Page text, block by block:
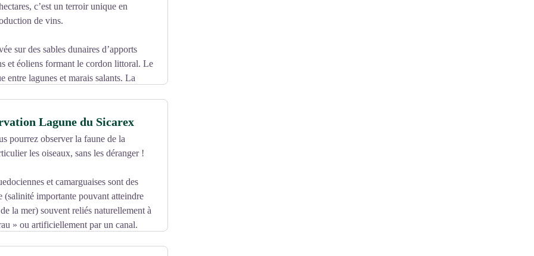
c’est un terroir unique en
de vins.
sur des sables dunaires d’apports
et éoliens formant le cordon littoral. Le
entre lagunes et marais salants. La
dépourvu d’argile et de
de la Vigne et du Vin, qui
de la vigne aux nouvelles
Lagune du Sicarex
pourrez observer la faune de la
les oiseaux, sans les déranger !
et camarguaises sont des
(salinité importante pouvant atteindre
la mer) souvent reliés naturellement à
» ou artificiellement par un canal.